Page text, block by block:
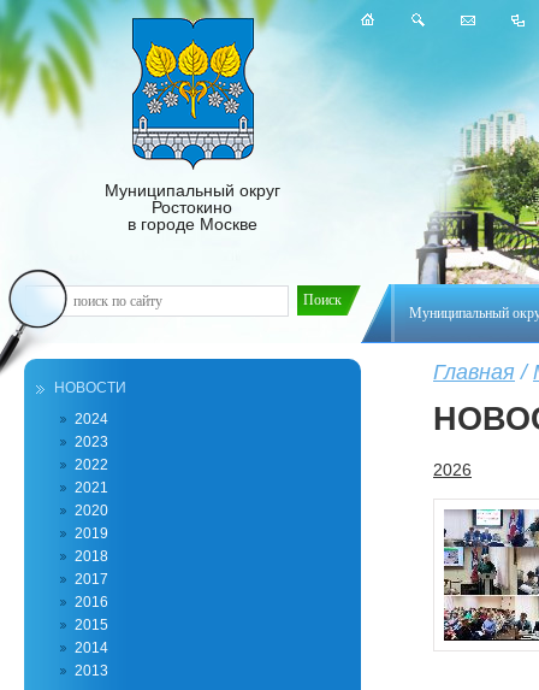
Муниципальный
Муниципальный округ
Ростокино
в городе Москве
Главная /
2026
НОВОСТИ
2024
2023
2022
2021
2020
2019
2018
2017
2016
2015
2014
2013